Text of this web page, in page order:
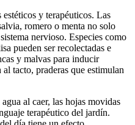
y terapéuticos. Las
romero o menta no solo
nervioso. Especies como
pueden ser recolectadas e
y malvas para inducir
tacto, praderas que estimulan
al caer, las hojas movidas
terapéutico del jardín.